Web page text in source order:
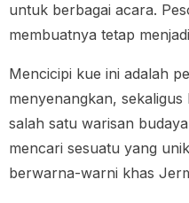
untuk berbagai acara.
membuatnya tetap
Mencicipi kue ini adalah
menyenangkan,
salah satu warisan
mencari sesuatu yang
berwarna-warni khas